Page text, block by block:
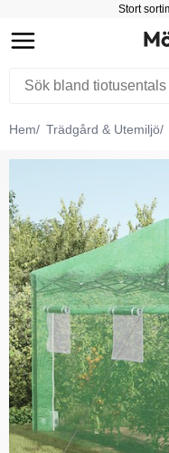
Stort
Hem Trädgård & Utemiljö